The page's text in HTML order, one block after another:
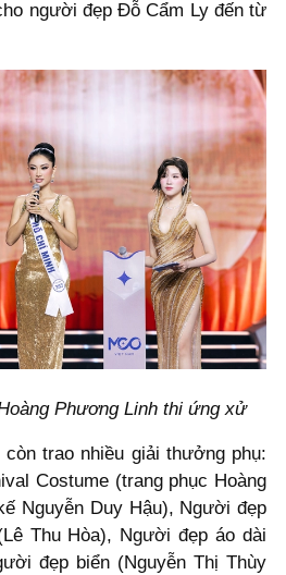
người đẹp Đỗ Cẩm Ly đến từ
Phương Linh thi ứng xử
trao nhiều giải thưởng phụ:
Costume (trang phục Hoàng
Nguyễn Duy Hậu), Người đẹp
Thu Hòa), Người đẹp áo dài
đẹp biển (Nguyễn Thị Thùy